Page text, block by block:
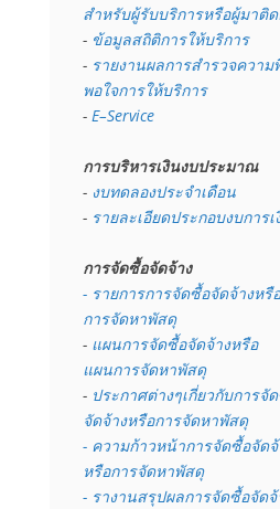
สำหรับผู้รับบริการหรือผู้มาติ
- ข้อมูลสถิติการให้บริการ
- รายงานผลการสำรวจความ
พอใจการให้บริการ
- E–Service
การบริหารเงินงบประมาณ
- งบทดลองประจำเดือน
- รายละเอียดประกอบงบการเ
การจัดซื้อจัดจ้าง
- รายการการจัดซื้อจัดจ้างหรือ
การจัดหาพัสดุ
- แผนการจัดซื้อจัดจ้างหรือ
แผนการจัดหาพัสดุ
- ประกาศต่างๆเกี่ยวกับการจั
จัดจ้างหรือการจัดหาพัสดุ
- ความก้าวหน้าการจัดซื้อจัดจ้
หรือการจัดหาพัสดุ
- รางานสรุปผลการจัดซื้อจัดจ้